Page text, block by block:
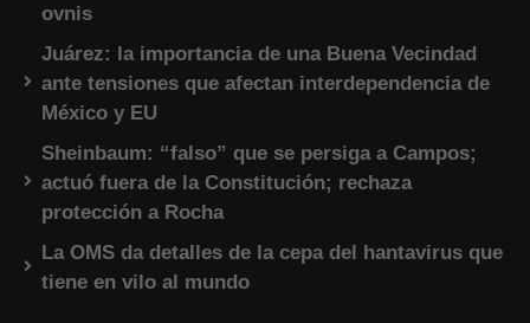
ovnis
Juárez: la importancia de una Buena Vecindad
ante tensiones que afectan interdependencia de
México y EU
Sheinbaum: “falso” que se persiga a Campos;
actuó fuera de la Constitución; rechaza
protección a Rocha
La OMS da detalles de la cepa del hantavirus que
tiene en vilo al mundo